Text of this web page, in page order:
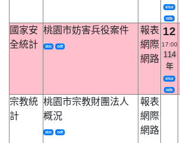
xlsx
ods
國家安
全統計
桃園市妨害兵役案件
doc odt
報表
網際
網路
12
17:00
114
年
xlsx
ods
宗教統
計
桃園市宗教財團法人
概況
doc odt
報表
網際
網路